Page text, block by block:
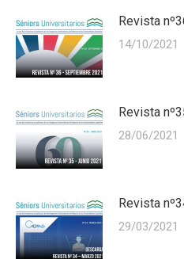
Revista
14/10/2021
Revista
28/06/2021
Revista
29/03/2021